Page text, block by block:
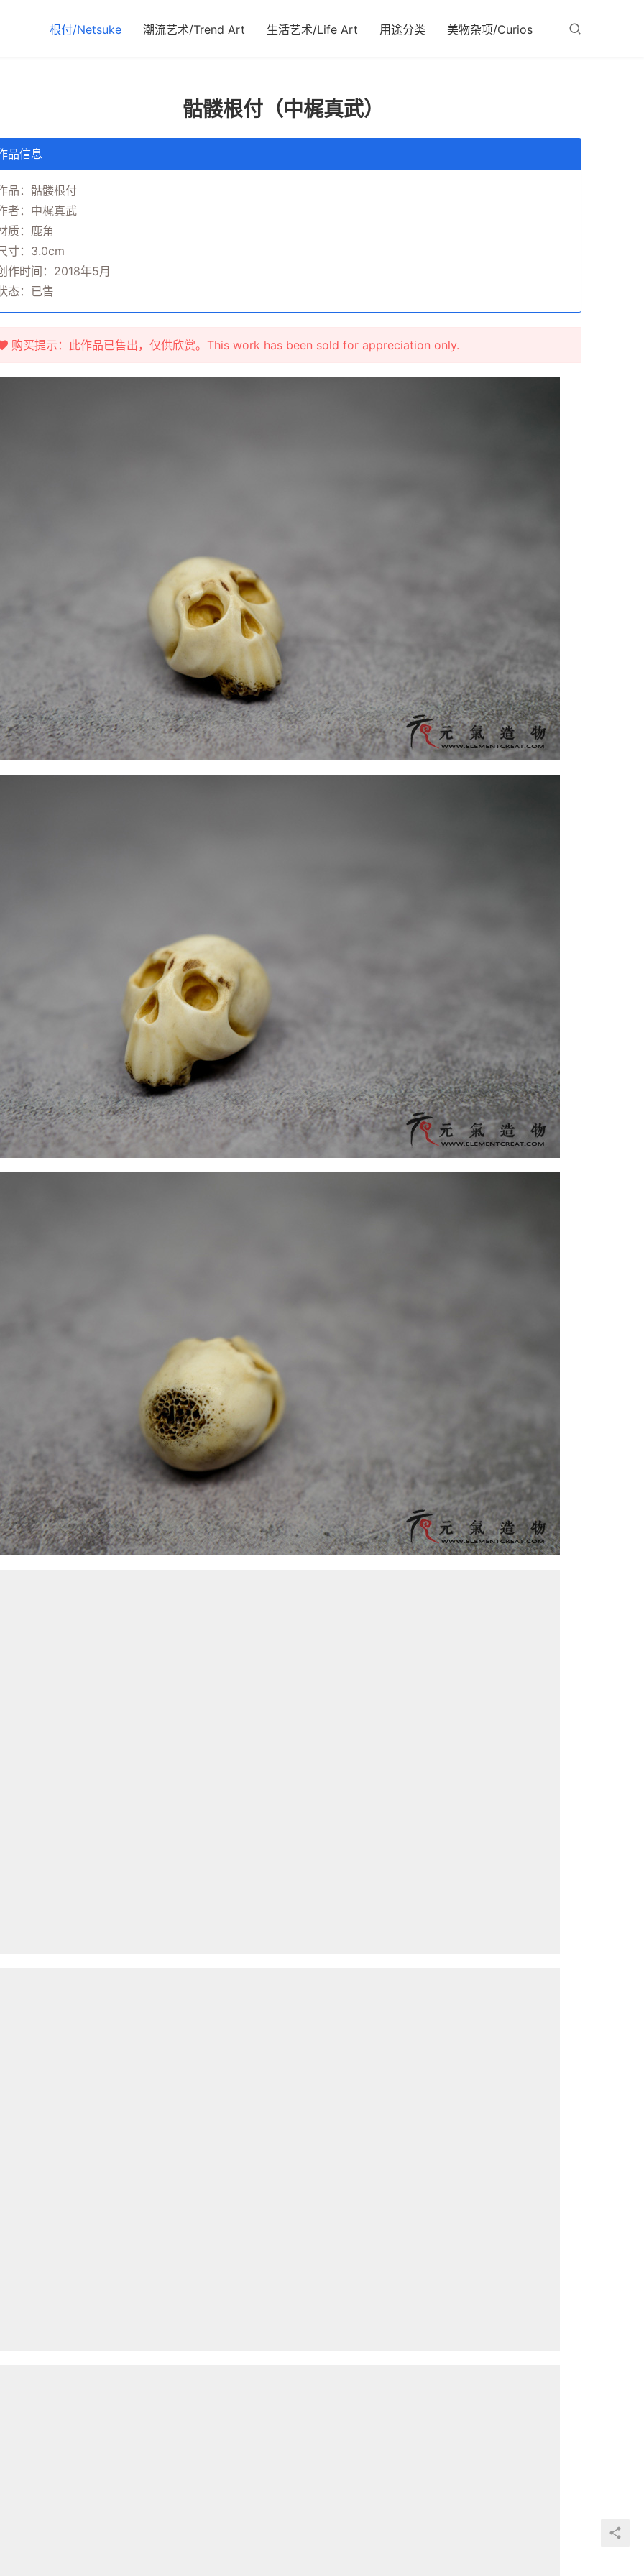
根付/Netsuke 潮流艺术/Trend Art 生活艺术/Life Art 用途分类 美物杂项/Curios
骷髅根付（中梶真武）
品信息
品：骷髅根付
者：中梶真武
质：鹿角
寸：3.0cm
作时间：2018年5月
态：已售
购买提示：此作品已售出，仅供欣赏。This work has been sold for appreciation only.